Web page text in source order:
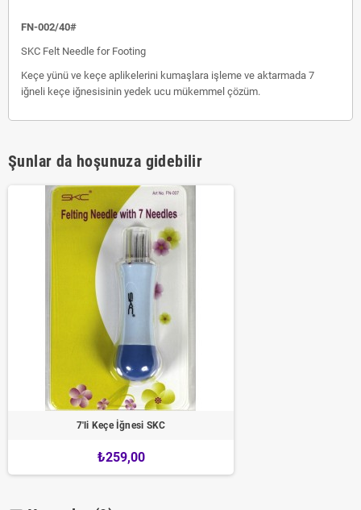
FN-002/40#
SKC Felt Needle for Footing
Keçe yünü ve keçe aplikelerini kumaşlara işleme ve aktarmada 7
iğneli keçe iğnesisinin yedek ucu mükemmel çözüm.
Şunlar da hoşunuza gidebilir
7'li Keçe İğnesi SKC
₺259,00